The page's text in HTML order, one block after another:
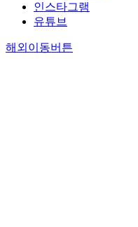
인스타그램
유튜브
해외이동버튼